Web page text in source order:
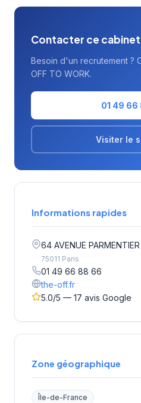
accompagnés.
Contacter ce cabinet
Besoin d'un recrutement ?
OFF TO WORK.
01 49 66
Visiter le
Informations rapides
64 AVENUE PARMENTIER
75011 Paris
01 49 66 88 66
the-off.fr
5.0/5 — 17 avis Google
Zone géographique
Île-de-France